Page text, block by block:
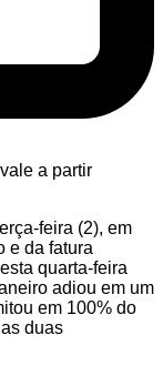
feira (2), em
e da fatura
quarta-feira
adiou em um
em 100% do
duas